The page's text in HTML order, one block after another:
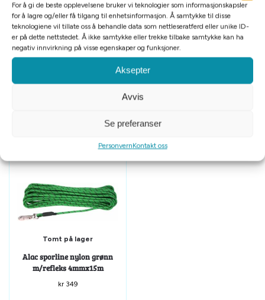
For å gi de beste opplevelsene bruker vi teknologier som informasjonskapsler
for å lagre og/eller få tilgang til enhetsinformasjon. Å samtykke til disse
teknologiene vil tillate oss å behandle data som nettleseratferd eller unike ID-
er på dette nettstedet. Å ikke samtykke eller trekke tilbake samtykke kan ha
negativ innvirkning på visse egenskaper og funksjoner.
Aksepter
Avvis
Se preferanser
PersonvernKontakt oss
Tomt på lager
Tomt på lager
Alac sporline nylon grønn
m/refleks 4mmx15m
kr349